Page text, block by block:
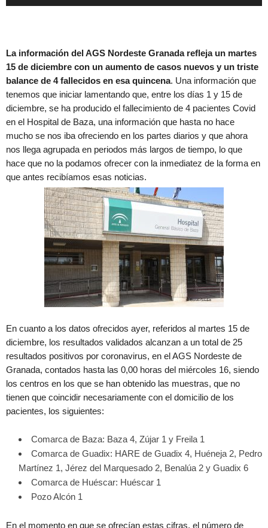
La información del AGS Nordeste Granada refleja un martes
15 de diciembre con un aumento de casos nuevos y un triste
balance de 4 fallecidos en esa quincena. Una información que
tenemos que iniciar lamentando que, entre los días 1 y 15 de
diciembre, se ha producido el fallecimiento de 4 pacientes Covid
en el Hospital de Baza, una información que hasta no hace
mucho se nos iba ofreciendo en los partes diarios y que ahora
nos llega agrupada en periodos más largos de tiempo, lo que
hace que no la podamos ofrecer con la inmediatez de la forma en
que antes recibíamos esas noticias.
En cuanto a los datos ofrecidos ayer, referidos al martes 15 de
diciembre, los resultados validados alcanzan a un total de 25
resultados positivos por coronavirus, en el AGS Nordeste de
Granada, contados hasta las 0,00 horas del miércoles 16, siendo
los centros en los que se han obtenido las muestras, que no
tienen que coincidir necesariamente con el domicilio de los
pacientes, los siguientes:
Comarca de Baza: Baza 4, Zújar 1 y Freila 1
Comarca de Guadix: HARE de Guadix 4, Huéneja 2, Pedro
Martínez 1, Jérez del Marquesado 2, Benalúa 2 y Guadix 6
Comarca de Huéscar: Huéscar 1
Pozo Alcón 1
En el momento en que se ofrecían estas cifras, el número de